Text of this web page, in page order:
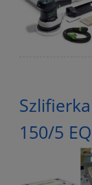
150/5